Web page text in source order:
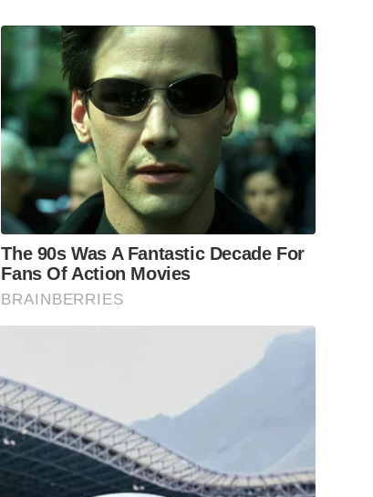
The 90s Was A Fantastic Decade For
Fans Of Action Movies
BRAINBERRIES